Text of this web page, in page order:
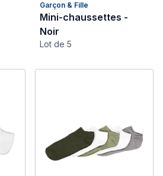
Garçon & Fille
Mini-chaussettes -
Noir
Lot de 5